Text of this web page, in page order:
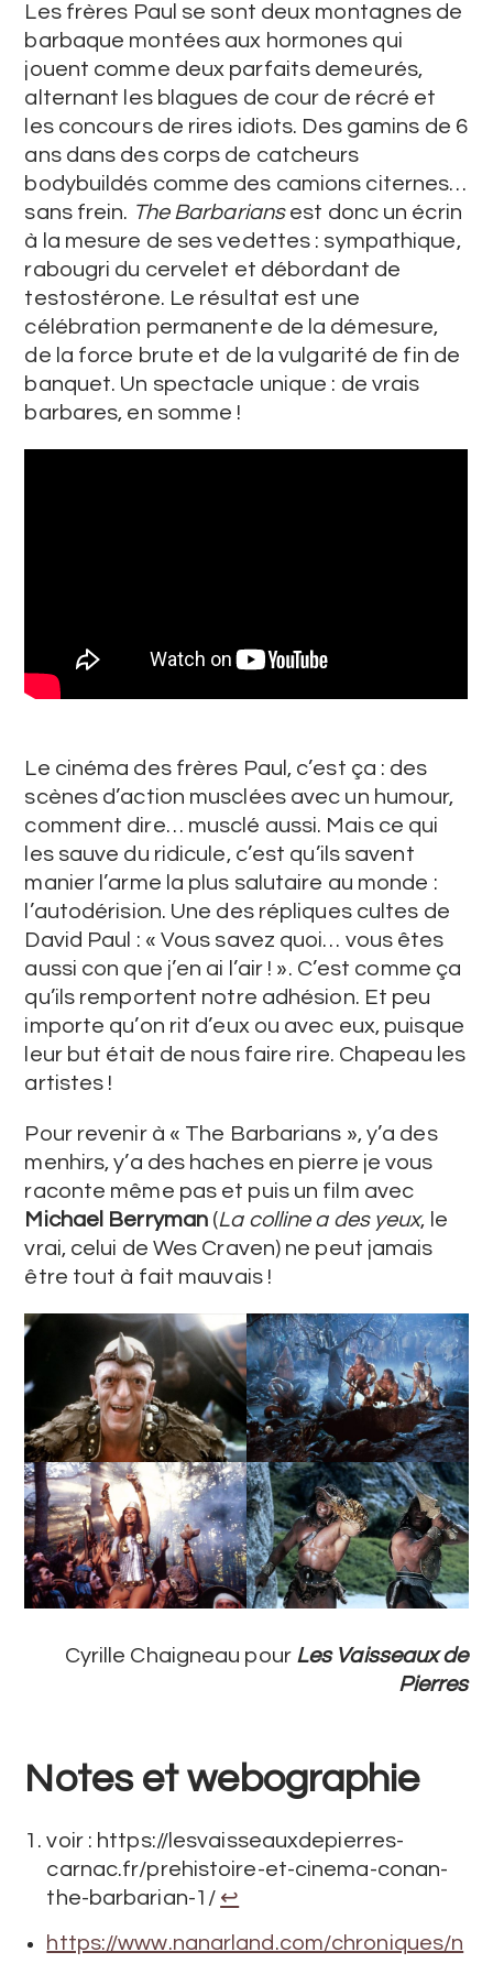
Les frères Paul se sont deux montagnes de
barbaque montées aux hormones qui
jouent comme deux parfaits demeurés,
alternant les blagues de cour de récré et
les concours de rires idiots. Des gamins de 6
ans dans des corps de catcheurs
bodybuildés comme des camions citernes…
sans frein. The Barbariansest donc un écrin
à la mesure de ses vedettes : sympathique,
rabougri du cervelet et débordant de
testostérone. Le résultat est une
célébration permanente de la démesure,
de la force brute et de la vulgarité de fin de
banquet. Un spectacle unique : de vrais
barbares, en somme !
Le cinéma des frères Paul, c’est ça : des
scènes d’action musclées avec un humour,
comment dire… musclé aussi. Mais ce qui
les sauve du ridicule, c’est qu’ils savent
manier l’arme la plus salutaire au monde :
l’autodérision. Une des répliques cultes de
David Paul : « Vous savez quoi… vous êtes
aussi con que j’en ai l’air ! ». C’est comme ça
qu’ils remportent notre adhésion. Et peu
importe qu’on rit d’eux ou avec eux, puisque
leur but était de nous faire rire. Chapeau les
artistes !
Pour revenir à « The Barbarians », y’a des
menhirs, y’a des haches en pierre je vous
raconte même pas et puis un film avec
Michael Berryman (La colline a des yeux, le
vrai, celui de Wes Craven) ne peut jamais
être tout à fait mauvais !
Cyrille Chaigneau pour Les Vaisseaux de
Pierres
Notes et webographie
voir : https://lesvaisseauxdepierres-
carnac.fr/prehistoire-et-cinema-conan-
the-barbarian-1/ ↩︎
https://www.nanarland.com/chroniques/n